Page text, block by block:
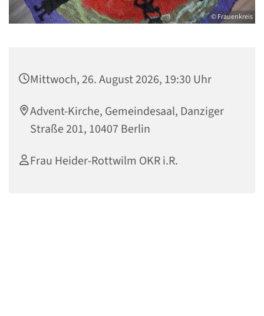
© Frauenkreis
Mittwoch, 26. August 2026, 19:30 Uhr
Advent-Kirche, Gemeindesaal, Danziger
Straße 201, 10407 Berlin
Frau Heider-Rottwilm OKR i.R.